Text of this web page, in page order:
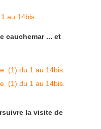
cauchemar ... et
la visite de